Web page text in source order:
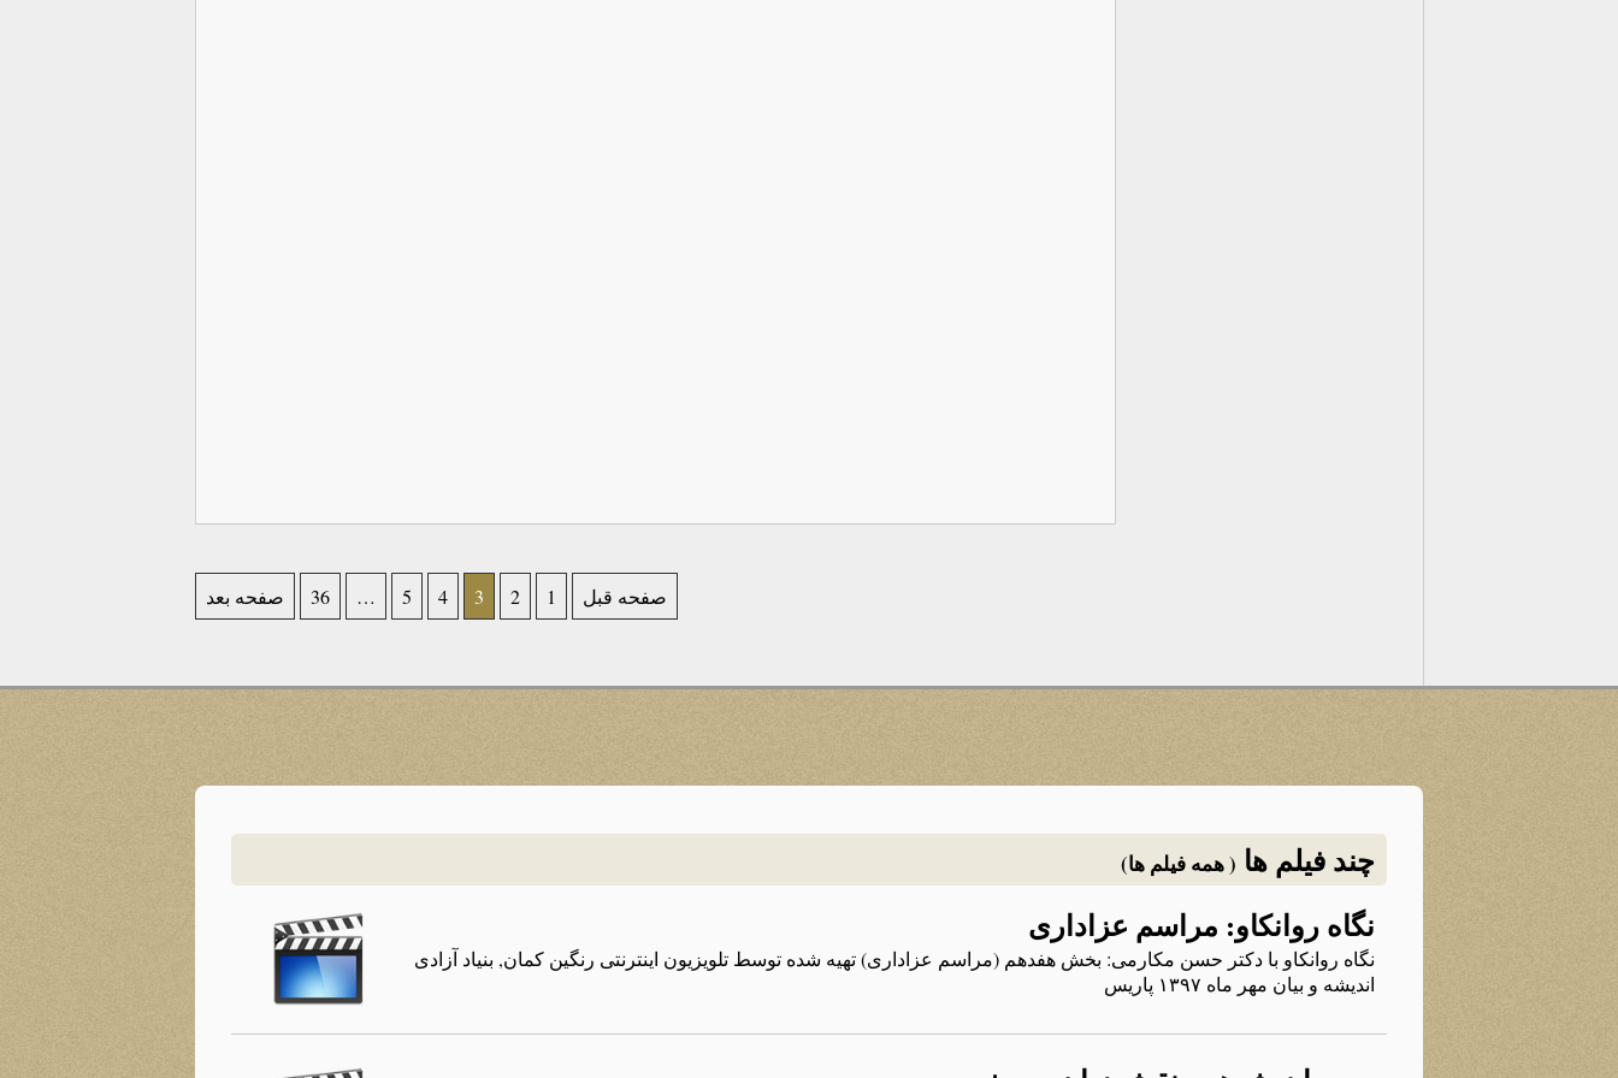
صفحه قبل 1
2
3
4
5
…
36 صفحه بعد
چند فیلم ها ( همه فیلم ها)
نگاه روانکاو: مراسم عزاداری
نگاه روانکاو با دکتر حسن مکارمی: بخش هفدهم (مراسم عزاداری) تهیه شده توسط تلویزیون اینترنتی رنگین کمان, بنیاد آزادی
اندیشه و بیان مهر ماه ۱۳۹۷ پاریس